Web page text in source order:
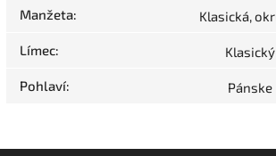
Manžeta: Klasická,
Límec: Klasický
Pohlaví: Pánske